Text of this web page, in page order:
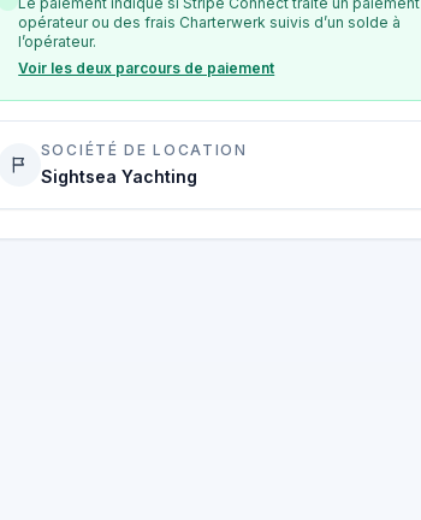
opérateur ou des frais Charterwerk suivis d’un solde à
l’opérateur.
Voir les deux parcours de paiement
SOCIÉTÉ DE LOCATION
Sightsea Yachting